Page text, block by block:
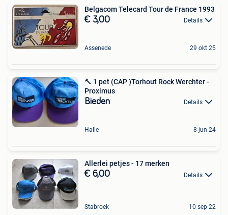
Belgacom Telecard Tour de France 1993
€ 3,00 Details
Assenede 29 okt 25
🔨 1 pet (CAP )Torhout Rock Werchter -
Proximus
Bieden Details
Halle 8 jun 24
Allerlei petjes - 17 merken
€ 6,00 Details
Stabroek 10 sep 22